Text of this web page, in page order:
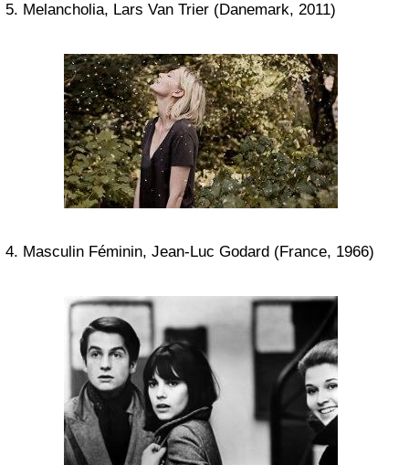
5. Melancholia, Lars Van Trier (Danemark, 2011)
4. Masculin Féminin, Jean-Luc Godard (France, 1966)